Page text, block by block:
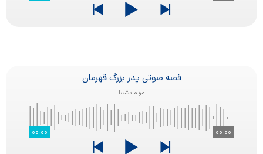
قصه صوتی پدر بزرگ قهرمان
مریم نشیبا
۰۰:۰۰ ۰۰:۰۰